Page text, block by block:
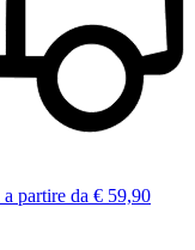
a partire da € 59,90